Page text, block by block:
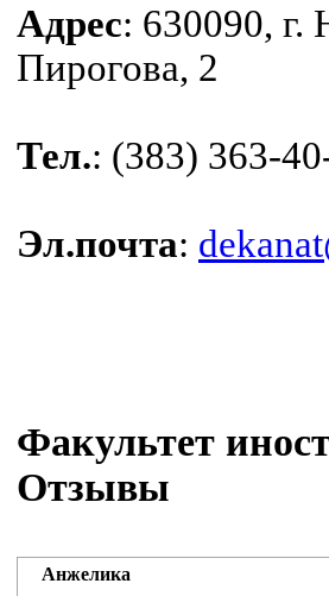
Адрес: 630090, г.
Пирогова, 2
Тел.: (383) 363-
Эл.почта:
Факультет
Отзывы
Анжелика